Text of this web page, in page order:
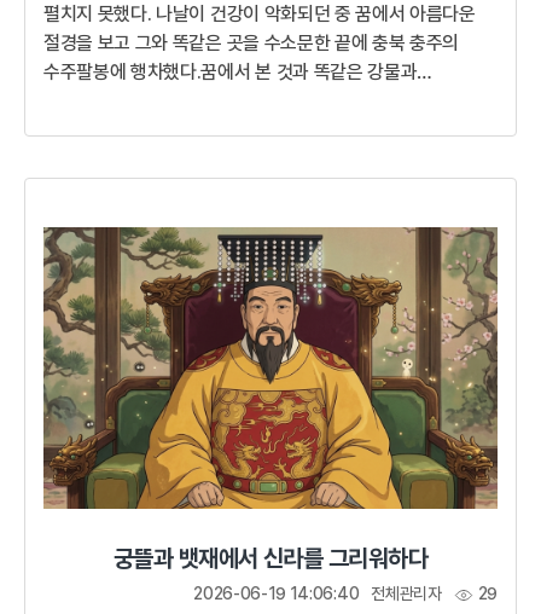
펼치지 못했다. 나날이 건강이 악화되던 중 꿈에서 아름다운
절경을 보고 그와 똑같은 곳을 수소문한 끝에 충북 충주의
수주팔봉에 행차했다.꿈에서 본 것과 똑같은 강물과
김씨의 나라인가무더위가 계속되는 가운데 철종(哲宗)은 더욱
가슴이 답답하였다. 어린 시절을 보낸 강화도의 모습만 날이
갈수록 눈에 선하였다. 강화의 시...
궁뜰과 뱃재에서 신라를 그리워하다
전체관리자 29
2026-06-19 14:06:40